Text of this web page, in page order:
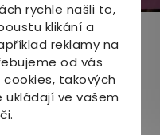
rychle našli to,
klikání a
reklamy na
od vás
takových
ukládají ve vašem
zasílat
na našem e-